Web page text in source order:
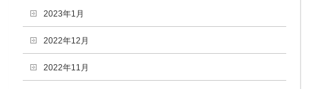
2023年1月
2022年12月
2022年11月